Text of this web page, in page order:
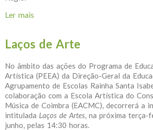
Ler mais
Laços de Arte
No âmbito das ações do Programa de
Artística (PEEA) da Direção-Geral da
Agrupamento de Escolas Rainha Santa
colaboração com a Escola Artística do
Música de Coimbra (EACMC), decorrerá a
intitulada Laços de Artes , na próxima
junho, pelas 14:30 horas.